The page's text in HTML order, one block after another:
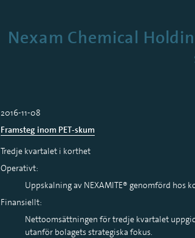
Nexam Chemical
2016-11-08
Framsteg inom PET-skum
Tredje kvartalet i korthet
Operativt:
Uppskalning av NEXAMITE® genomförd
Finansiellt:
Nettoomsättningen för tredje kvartalet
utanför bolagets strategiska fokus.